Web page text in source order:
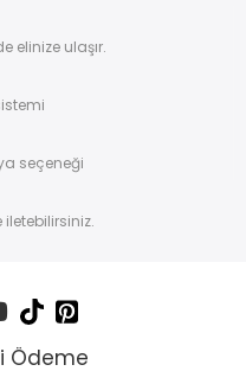
elinize ulaşır.
seçeneği
iletebilirsiniz.
Ödeme